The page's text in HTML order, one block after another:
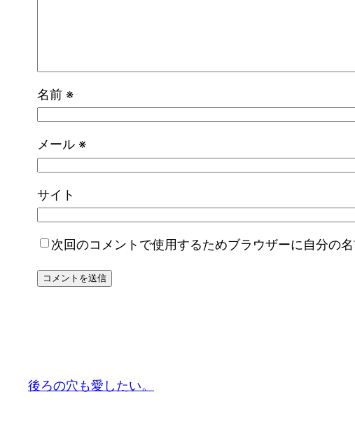
名前 ※
メール ※
サイト
次回のコメントで使用するためブラウザーに自分の
後ろの穴も愛したい。